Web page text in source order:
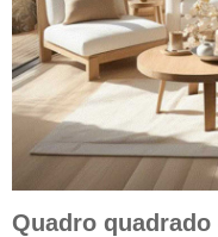
Quadro